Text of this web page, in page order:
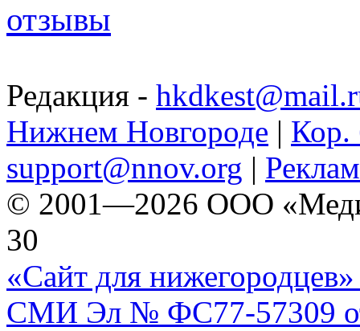
отзывы
Редакция -
Нижнем Новгороде | Кор.
support@nnov.org |
© 2001—2026 ООО
30
«Сайт для нижегородцев»
СМИ Эл № ФС77-57309